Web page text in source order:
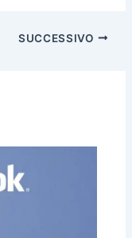
SUCCESSIVO